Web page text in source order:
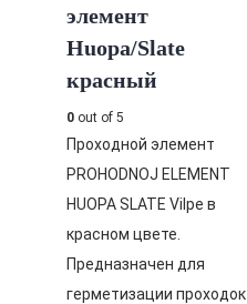
элемент
Huopa/Slate
красный
0 out of 5
Проходной элемент
PROHODNOJ ELEMENT
HUOPA SLATE Vilpe в
красном цвете.
Предназначен для
герметизации проходок